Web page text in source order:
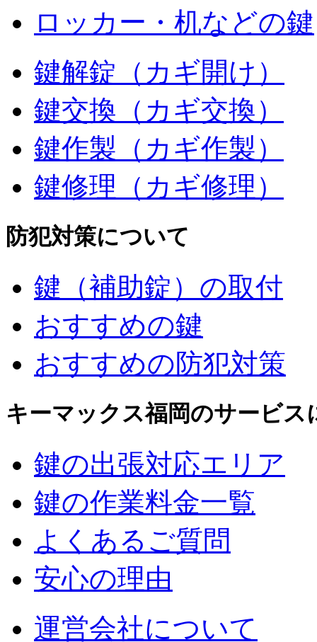
ロッカー・机などの鍵
鍵解錠（カギ開け）
鍵交換（カギ交換）
鍵作製（カギ作製）
鍵修理（カギ修理）
防犯対策について
鍵（補助錠）の取付
おすすめの鍵
おすすめの防犯対策
キーマックス福岡のサービス
鍵の出張対応エリア
鍵の作業料金一覧
よくあるご質問
安心の理由
運営会社について